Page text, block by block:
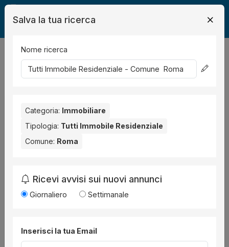
Legalmente Immobili
risultati Ordina per
RM, Italia , Procedura 694 2005, Lotto Unico
Salva la tua ricerca
Nome ricerca
Categoria: Immobiliare
Tipologia: Tutti Immobile Residenziale
Comune: Roma
Ricevi avvisi sui nuovi annunci
Giornaliero Settimanale
Inserisci la tua Email